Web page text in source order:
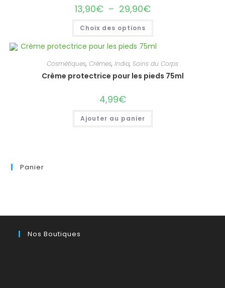
13,90€ – 29,90€Plage
de
prix :
à
29,90€
Choix des options
Ce
a
plusieurs
variations.
options
peuvent
être
Cosmétiques, Crèmes, India, Soins du Corps
Crème protectrice pour les pieds 75ml
4,99€
Ajouter au panier
Panier
Nos Boutiques